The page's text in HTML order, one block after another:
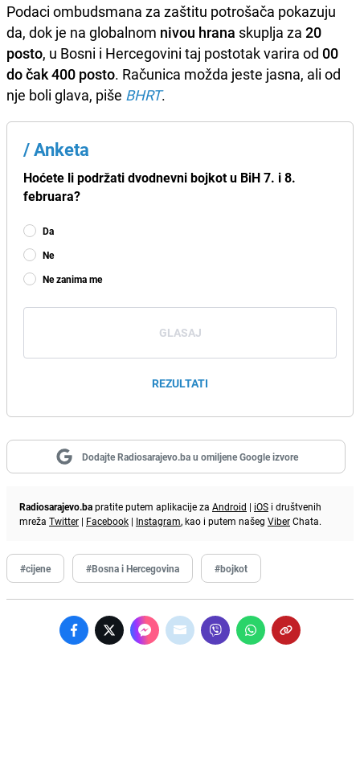
Podaci ombudsmana za zaštitu potrošača pokazuju
da, dok je na globalnom nivou hrana skuplja za 20
posto, u Bosni i Hercegovini taj postotak varira od 00
do čak 400 posto. Računica možda jeste jasna, ali od
nje boli glava, piše BHRT.
/Anketa
Hoćete li podržati dvodnevni bojkot u BiH 7. i 8.
februara?
Da
Ne
Ne zanima me
GLASAJ
REZULTATI
Dodajte Radiosarajevo.ba u omiljene Google izvore
Radiosarajevo.bapratite putem aplikacije za Android | iOS i društvenih
mreža Twitter | Facebook | Instagram, kao i putem našeg ViberChata.
#cijene #Bosna i Hercegovina #bojkot